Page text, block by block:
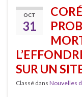
OCT
31
SUR UN
Classé dans Nouvelles